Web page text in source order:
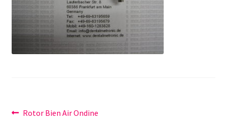
Unsere Firma
Beitragsnavigation
Vorheriger
Rotor Bien Air Ondine